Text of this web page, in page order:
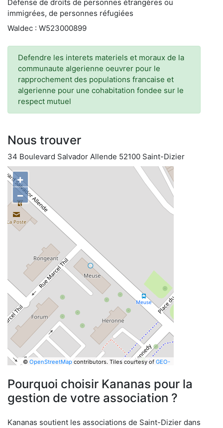
Défense de droits de personnes étrangères ou
immigrées, de personnes réfugiées
Waldec : W523000899
Defendre les interets materiels et moraux de la
communaute algerienne oeuvrer pour le
rapprochement des populations francaise et
algerienne pour une cohabitation fondee sur le
respect mutuel
Nous trouver
34 Boulevard Salvador Allende 52100 Saint-Dizier
+
−
© OpenStreetMapcontributors. Tiles courtesy of GEO-
Pourquoi choisir Kananas pour la
gestion de votre association ?
Kananas soutient les associations de Saint-Dizier dans